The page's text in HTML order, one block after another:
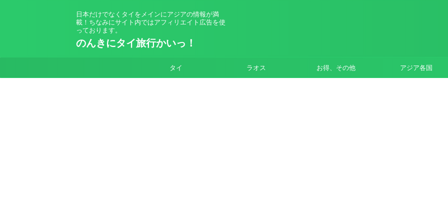
日本だけでなくタイをメインにアジアの情報が満
載！ちなみにサイト内ではアフィリエイト広告を使
っております。
のんきにタイ旅行かいっ！
タイ ラオス お得、その他 アジア各国